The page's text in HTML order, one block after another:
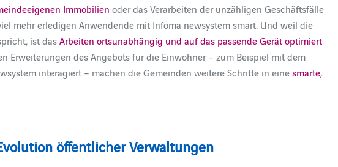
Immobilien oder das Verarbeiten der unzähligen Geschäftsfälle
mehr erledigen Anwendende mit Infoma newsystem smart. Und weil die
ist dasArbeiten ortsunabhängig und auf das passende Gerät optimiert
Erweiterungen des Angebots für die Einwohner – zum Beispiel mit dem
interagiert – machen die Gemeinden weitere Schritte in einesmarte,
öffentlicher Verwaltungen